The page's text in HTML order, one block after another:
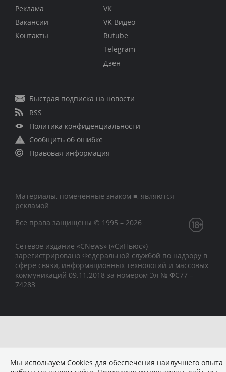
Реклама
Вакансии
Контакты
VK
VK Видео
Rutube
Telegram
Дзен
Быстрая подписка на новости
RSS
Политика конфиденциальности
Сообщить об ошибке
Правовая информация
Материалы, помеченные знаком ■, являются
рекламой
Все права защищены © 1995 – 2026
Сетевое издание «CNews» («СиНьюс»)
зарегистрировано Федеральной службой по надзору в
сфере связи, информационных технологий и массовых
коммуникаций 09.11.2018 за номером Эл № ФС77 –
74283
Мы используем Сookies для обеспечения наилучшего опыта